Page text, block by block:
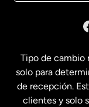
Tipo de cambio
solo para
de recepción.
clientes y solo